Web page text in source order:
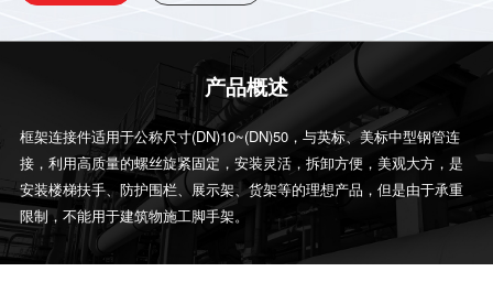
产品概述
框架连接件适用于公称尺寸(DN)10~(DN)50，与英标、美标中型钢管连
接，利用高质量的螺丝旋紧固定，安装灵活，拆卸方便，美观大方，是
安装楼梯扶手、防护围栏、展示架、货架等的理想产品，但是由于承重
限制，不能用于建筑物施工脚手架。